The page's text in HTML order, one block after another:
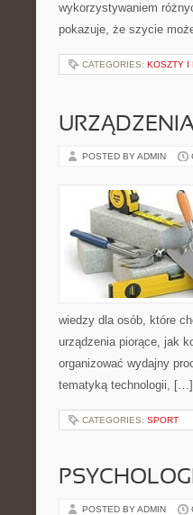
wykorzystywaniem
pokazuje, że szycie
CATEGORIES: KOSZTY I
POSTED BY ADMIN
wiedzy dla osób, które
urządzenia piorące, jak
organizować wydajny
tematyką technologii, […]
CATEGORIES: SPORT
POSTED BY ADMIN